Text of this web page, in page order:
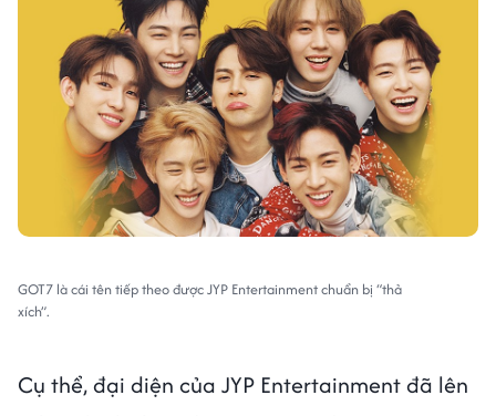
GOT7 là cái tên tiếp theo được JYP Entertainment chuẩn bị “thả
xích”.
Cụ thể, đại diện của JYP Entertainment đã lên